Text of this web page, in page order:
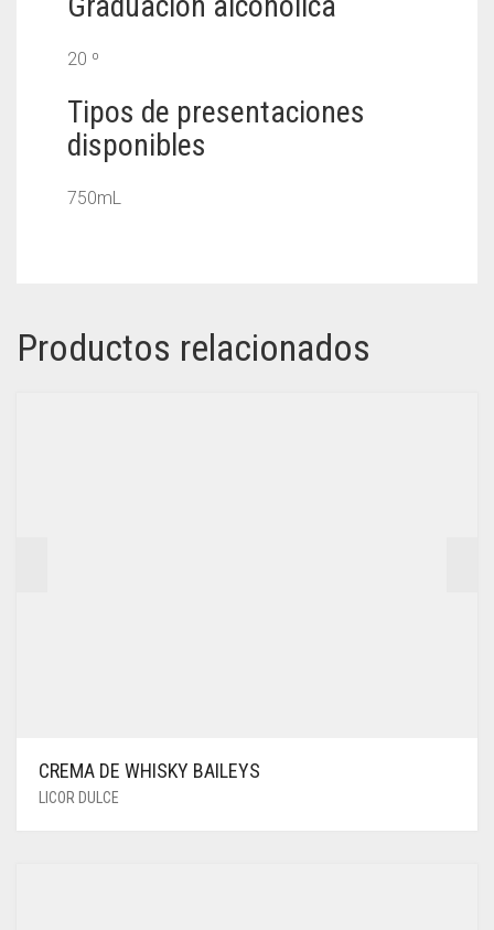
20 ⁰
Tipos de presentaciones
disponibles
750mL
Productos relacionados
CREMA DE WHISKY BAILEYS
LICOR DULCE